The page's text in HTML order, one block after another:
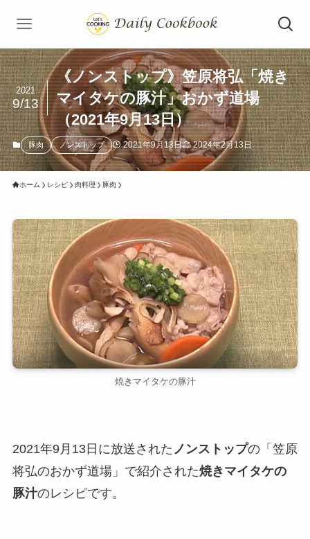
《ノンストップ》笠原将弘「焼き
マイタケの豚汁」おかず道場
（2021年9月13日）
2021
9/13
豚肉 ノンストップ 2021年9月13日 2024年2月13日
ホーム レシピ 肉料理 豚肉
焼きマイタケの豚汁
2021年9月13日に放送された ノンストップの「笠原
将弘のおかず道場」で紹介された焼きマイタケの
豚汁のレシピです。